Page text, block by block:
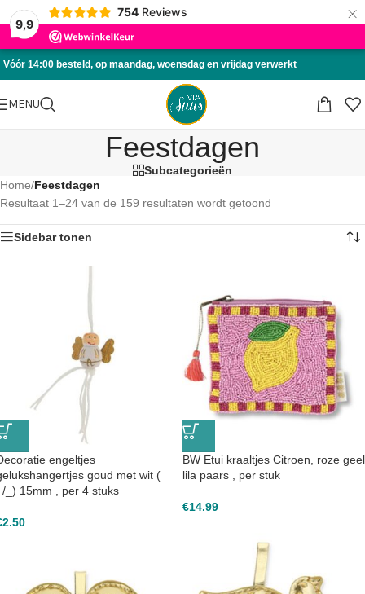
9,9
754 Reviews ×
Skip to navigation
Skip to main content
Vóór 14:00 besteld, op maandag, woensdag en vrijdag verwerkt
MENU
Feestdagen
Subcategorieën
Home/Feestdagen
Resultaat 1–24 van de 159 resultaten wordt getoond
Sidebar tonen
engeltjes
goud met wit (
_) 15mm , per 4 stuks
2.50
BW Etui kraaltjes Citroen, roze geel
lila paars , per stuk
€14.99